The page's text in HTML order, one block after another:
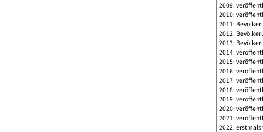
2009:
2010:
2011:
2012:
2013:
2014:
2015:
2016:
2017:
2018:
2019:
2020:
2021:
2022: